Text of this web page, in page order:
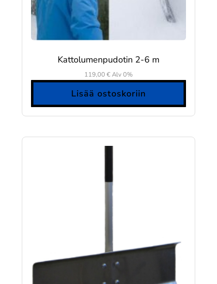
Kattolumenpudotin 2-6 m
119,00 €Alv 0%
Lisää ostoskoriin